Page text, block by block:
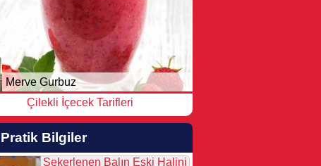
Merve Gurbuz
Çilekli İçecek Tarifleri
Pratik Bilgiler
Şekerlenen Balın Eski Halini